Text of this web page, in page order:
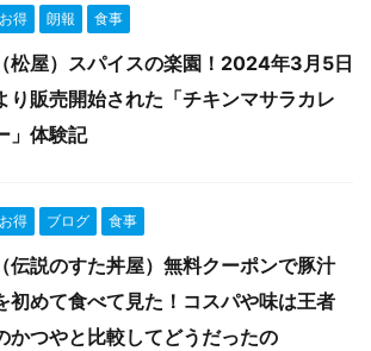
お得 朗報 食事
（松屋）スパイスの楽園！2024年3月5日
り販売開始された「チキンマサラカレ
」体験記
お得 ブログ 食事
（伝説のすた丼屋）無料クーポンで豚汁
初めて食べて見た！コスパや味は王者
かつやと比較してどうだったの